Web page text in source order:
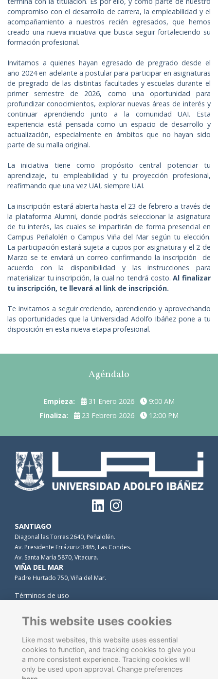
compromiso con el desarrollo de carrera, la empleabilidad y el
acompañamiento a nuestros recién egresados, que hemos
creado una nueva iniciativa que busca seguir fortaleciendo su
formación profesional.
Invitamos a quienes hayan egresado de pregrado desde el
año 2024 en adelante a postular para participar en asignaturas
de pregrado de las distintas facultades y escuelas durante el
primer semestre de 2026, como una oportunidad para
profundizar conocimientos, explorar nuevas áreas de interés y
continuar aprendiendo junto a la comunidad UAI. Esta
experiencia está pensada como un espacio de desarrollo y
actualización, especialmente en ámbitos que no hayan sido
parte de su malla original.
La iniciativa tiene como propósito central potenciar tu
aprendizaje, tu empleabilidad y tu proyección profesional,
reafirmando que una vez UAI, siempre UAI.
La inscripción estará abierta hasta el 23 de febrero a través de
la plataforma Alumni, donde podrás seleccionar la asignatura
de tu interés, las cuales se impartirán de forma presencial en
Campus Peñalolén o Campus Viña del Mar según tu elección.
La participación estará sujeta a cupos por asignatura y el 2 de
Marzo se te enviará un correo confirmando la inscripción de
acuerdo con la disponibilidad y las instrucciones para
materializar tu inscripción, la cual no tendrá costo.Al finalizar
tu inscripción, te llevará al link de inscripción.
Te invitamos a seguir creciendo, aprendiendo y aprovechando
las oportunidades que la Universidad Adolfo Ibáñez pone a tu
disposición en esta nueva etapa profesional.
Agéndalo
Empieza: 31 Enero 2026
9:00 AM
Finaliza:
23 Febrero 2026 12:00 PM
SANTIAGO
Diagonal las Torres 2640, Peñalolén.
Av. Presidente Errázuriz 3485, Las Condes.
Av. Santa María 5870, Vitacura.
VIÑA DEL MAR
Padre Hurtado 750, Viña del Mar.
Términos de uso
Cookies
Contacto
This website uses cookies
Like most websites, this website uses essential
cookies to function, and tracking cookies to give you
a more consistent experience. Tracking cookies will
only be used upon approval. Change preferences